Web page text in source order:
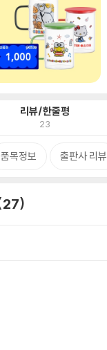
리뷰/한줄평
23
품목정보 출판사 리뷰
27